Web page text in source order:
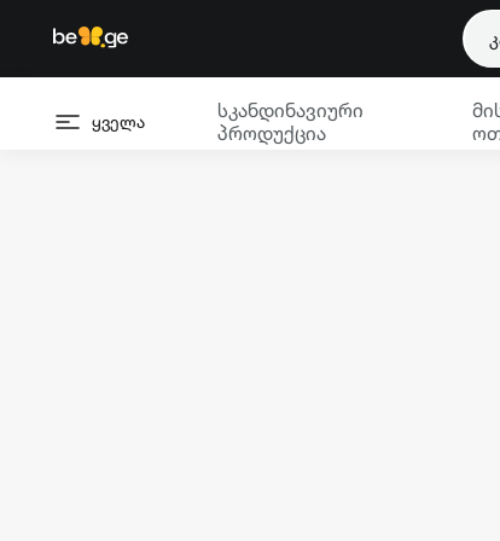
ყველა
სკანდინავიური
პროდუქცია